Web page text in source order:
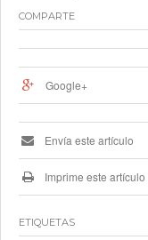
COMPARTE
Google+
Envía este artículo
Imprime este artículo
ETIQUETAS